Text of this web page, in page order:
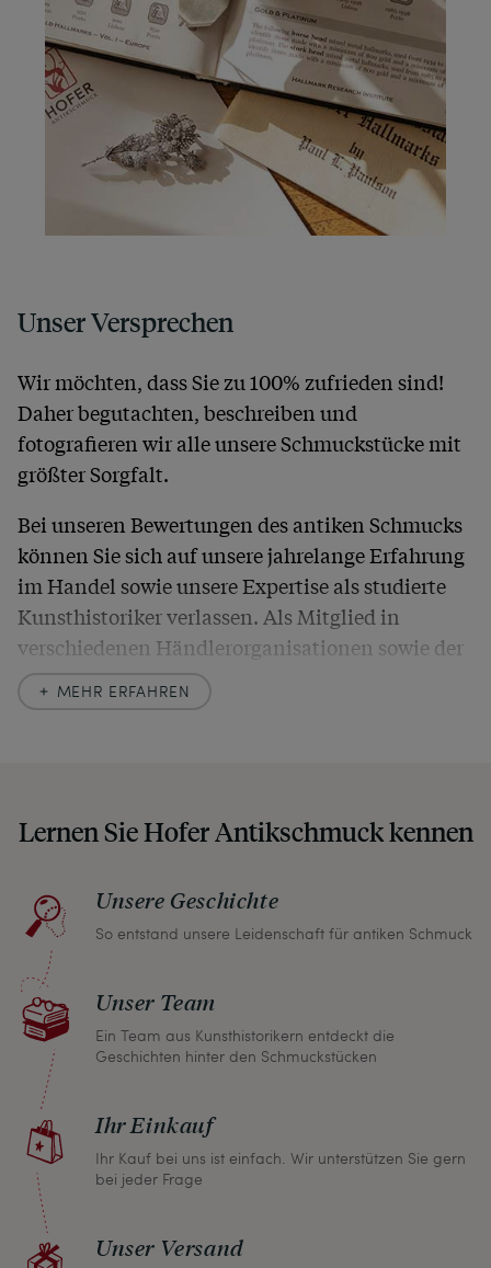
Unser Versprechen
Wir möchten, dass Sie zu 100% zufrieden sind!
Daher begutachten, beschreiben und
fotografieren wir alle unsere Schmuckstücke mit
größter Sorgfalt.
Bei unseren Bewertungen des antiken Schmucks
können Sie sich auf unsere jahrelange Erfahrung
im Handel sowie unsere Expertise als studierte
Kunsthistoriker verlassen. Als Mitglied in
verschiedenen Händlerorganisationen sowie der
Sie, wenn unser Paket zu Ihnen kommt, keine
müssen.
Sollten Sie aus irgendeinem Grund doch einmal
nicht zufrieden sein, nehmen Sie bitte mit uns
Kontakt auf und wir finden umgehend eine
gemeinsame Lösung. Unabhängig davon können
Sie innerhalb von einem Monat jeden Artikel
zurückgeben und wir erstatten Ihnen den vollen
Kaufpreis.
MEHR ERFAHREN
Lernen Sie Hofer Antikschmuck kennen
Unsere Geschichte
So entstand unsere Leidenschaft für antiken Schmuck
Unser Team
Ein Team aus Kunsthistorikern entdeckt die
Geschichten hinter den Schmuckstücken
Ihr Einkauf
Ihr Kauf bei uns ist einfach. Wir unterstützen Sie gern
bei jeder Frage
Unser Versand